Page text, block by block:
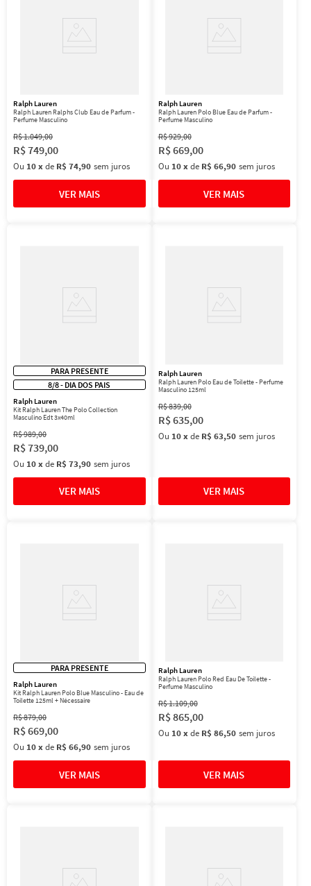
Ralph Lauren
Ralph Lauren Ralphs Club Eau de Parfum -
Perfume Masculino
R$1.049,00
R$749,00
Ou 10xde R$ 74,90 sem juros
Ralph Lauren
Ralph Lauren Polo Blue Eau de Parfum -
Perfume Masculino
R$929,00
R$669,00
Ou 10 xde R$ 66,90 sem juros
PARA PRESENTE
8/8 - DIA DOS PAIS
Ralph Lauren
Kit Ralph Lauren The Polo Collection
Masculino Edt 3x40ml
R$989,00
R$739,00
Ou 10xde R$ 73,90 sem juros
Ralph Lauren
Ralph Lauren Polo Eau de Toilette - Perfume
Masculino 125ml
R$839,00
R$635,00
Ou 10 xde R$ 63,50 sem juros
PARA PRESENTE
Ralph Lauren
Kit Ralph Lauren Polo Blue Masculino - Eau de
Toilette 125ml + Nécessaire
R$879,00
R$669,00
Ou 10xde R$ 66,90 sem juros
Ralph Lauren
Ralph Lauren Polo Red Eau De Toilette -
Perfume Masculino
R$1.109,00
R$865,00
Ou 10 xde R$ 86,50 sem juros